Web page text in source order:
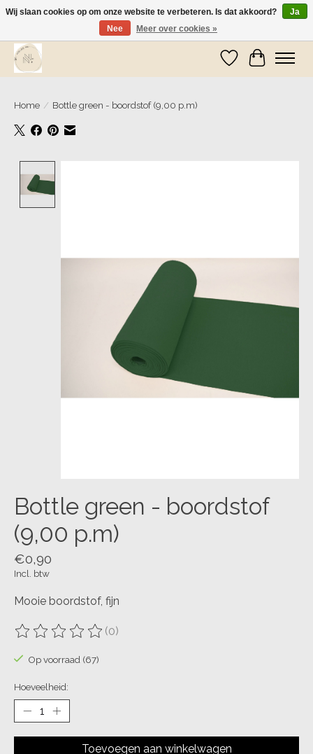
Wij zijn op vakantie! Vanaf zaterdag 9 mei worden er weer pakketjes verzonden
Verlanglijst
Home / Bottle green - boordstof (9,00 p.m)
Bottle green - boordstof
(9,00 p.m)
€0,90
Incl. btw
Mooie boordstof, fijn
De beoordeling van dit product is
(0)
Op voorraad (67)
Hoeveelheid:
Toevoegen aan winkelwagen
Wij slaan cookies op om onze website te verbeteren. Is dat akkoord?
Ja
Nee
Meer over cookies »